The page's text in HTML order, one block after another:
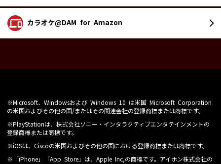
カラオケ@DAM for Amazon
※Microsoft、Windowsおよび Windows 10 は米国 Microsoft Corporation
の米国およびその他の国/またはその関連会社の登録商標または商標です。
※PlayStationは、株式会社ソニー・インタラクティブエンタテインメントの
登録商標または商標です。
※iOSは、Ciscoの米国およびその他の国における登録商標または商標です。
※「iPhone」「App Store」は、Apple Inc,の商標です。アイホン株式会社の